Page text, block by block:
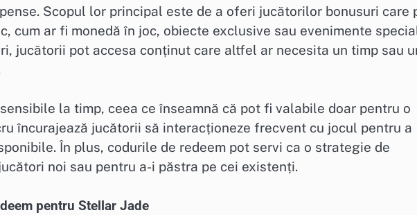
Scopul lor principal este de a oferi jucătorilor bonusuri care
cum ar fi monedă în joc, obiecte exclusive sau evenimente
jucătorii pot accesa conținut care altfel ar necesita un timp sau
la timp, ceea ce înseamnă că pot fi valabile doar pentru o
încurajează jucătorii să interacționeze frecvent cu jocul pentru a
În plus, codurile de redeem pot servi ca o strategie de
noi sau pentru a-i păstra pe cei existenți.
pentru Stellar Jade